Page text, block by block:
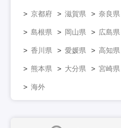
京都府 滋賀県 奈良県
島根県 岡山県 広島県
香川県 愛媛県 高知県
熊本県 大分県 宮崎県
海外